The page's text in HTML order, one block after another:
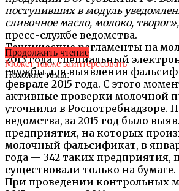
поступивших в модуль
сливочное масло, молоко, творог»,
пресс-службе ведомства.
Технические регламенты на
2013 года, специальный
службы для выявления
феврале 2015 года. С этого
активные проверки молочной
уточнили в Роспотребнадзоре.
ведомства, за 2015 год было
предприятия, на которых
молочный фальсификат, в
года — 342 таких предприятия,
существовали только на бумаге.
При проведении контрольных
Продолжить чтение
Может также заинтересовать
Похожие темы: